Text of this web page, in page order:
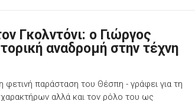
Γκολντόνι: ο Γιώργος
αναδρομή στην τέχνη
παράσταση του Θέσπη - γράφει για τη
αλλά και τον ρόλο του ως